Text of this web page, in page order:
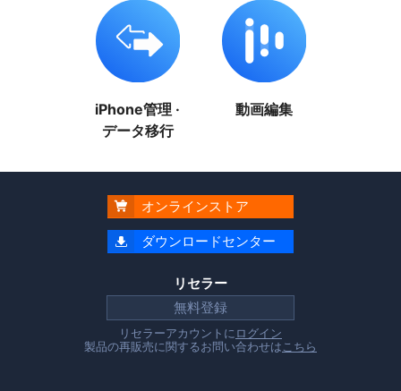
iPhone管理 ·
データ移行
動画編集
 オンラインストア
 ダウンロードセンター
リセラー
無料登録
リセラーアカウントに ログイン
製品の再販売に関するお問い合わせは こちら